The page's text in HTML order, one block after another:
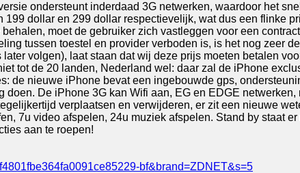
ondersteunt inderdaad 3G netwerken, waardoor het
dollar en 299 dollar respectievelijk, wat dus een flinke
moet de gebruiker zich vastleggen voor een
tussen toestel en provider verboden is, is het nog zeer
volgen), laat staan dat wij deze prijs moeten betalen
tot de 20 landen, Nederland wel: daar zal de iPhone
de nieuwe iPhone bevat een ingebouwde gps,
doen. De iPhone 3G kan Wifi aan, EG en EDGE
verplaatsen en verwijderen, er zit een nieuwe
7u video afspelen, 24u muziek afspelen. Stand by staat
aan te roepen!
bf&brand=ZDNET&s=5